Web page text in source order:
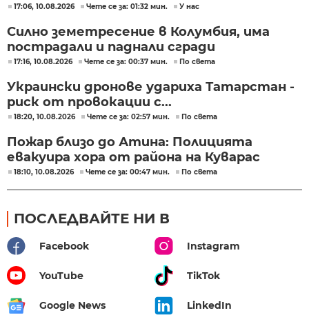
17:06, 10.08.2026 Чете се за: 01:32 мин. У нас
Силно земетресение в Колумбия, има
пострадали и паднали сгради
17:16, 10.08.2026 Чете се за: 00:37 мин. По света
Украински дронове удариха Татарстан -
риск от провокации с...
18:20, 10.08.2026 Чете се за: 02:57 мин. По света
Пожар близо до Атина: Полицията
евакуира хора от района на Куварас
18:10, 10.08.2026 Чете се за: 00:47 мин. По света
ПОСЛЕДВАЙТЕ НИ В
Facebook Instagram
YouTube TikTok
Google News LinkedIn